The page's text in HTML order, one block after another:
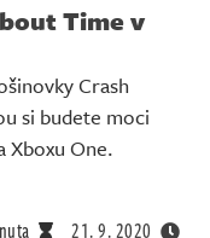
Time v
Crash
si budete moci
Xboxu One.
21. 9. 2020